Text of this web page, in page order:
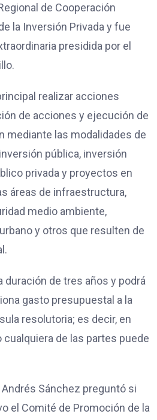
de Cooperación
la Inversión Privada y fue
presidida por el
realizar acciones
de acciones y ejecución de
mediante las modalidades de
pública, inversión
privada y proyectos en
áreas de infraestructura,
medio ambiente,
y otros que resulten de
duración de tres años y podrá
gasto presupuestal a la
resolutoria; es decir, en
de las partes puede
Sánchez preguntó si
el Comité de Promoción de la